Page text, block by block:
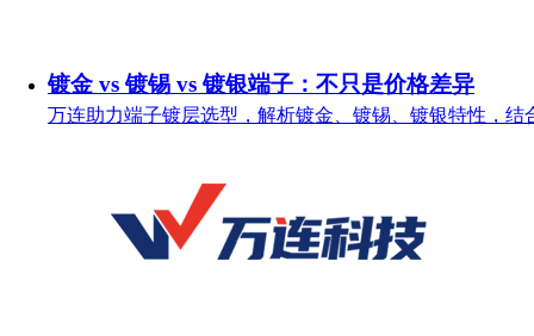
镀金 vs 镀锡 vs 镀银端子：不只是价格差异
万连助力端子镀层选型，解析镀金、镀锡、镀银特性，结